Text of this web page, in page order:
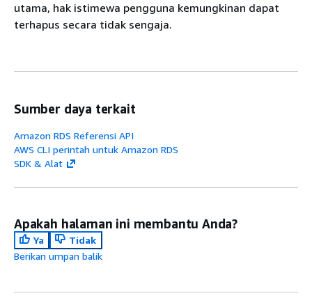
utama, hak istimewa pengguna kemungkinan dapat
terhapus secara tidak sengaja.
Sumber daya terkait
Amazon RDS Referensi API
AWS CLI perintah untuk Amazon RDS
SDK & Alat
Apakah halaman ini membantu Anda?
Ya
Tidak
Berikan umpan balik